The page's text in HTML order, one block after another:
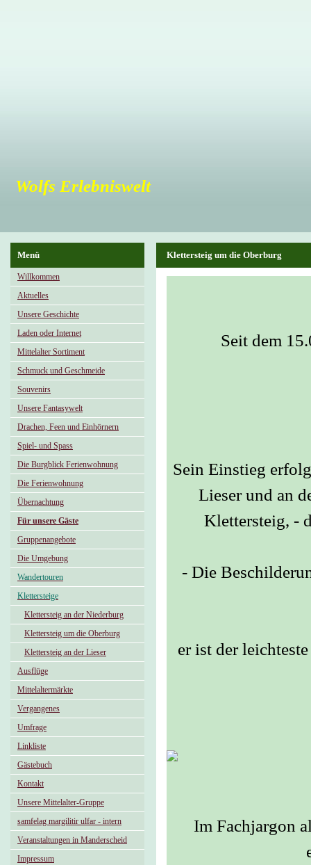
Wolfs Erlebniswelt
Menü
Willkommen
Aktuelles
Unsere Geschichte
Laden oder Internet
Mittelalter Sortiment
Schmuck und Geschmeide
Souvenirs
Unsere Fantasywelt
Drachen, Feen und Einhörnern
Spiel- und Spass
Die Burgblick Ferienwohnung
Die Ferienwohnung
Übernachtung
Für unsere Gäste
Gruppenangebote
Die Umgebung
Wandertouren
Klettersteige
Klettersteig an der Niederburg
Klettersteig um die Oberburg
Klettersteig an der Lieser
Ausflüge
Mittelaltermärkte
Vergangenes
Umfrage
Linkliste
Gästebuch
Kontakt
Unsere Mittelalter-Gruppe
samfelag margilitir ulfar - intern
Veranstaltungen in Manderscheid
Impressum
Klettersteig um die Oberburg
Seit dem
Sein Einstieg
Lieser und an
Klettersteig, -
- Die
er ist der
Im Fachjargon